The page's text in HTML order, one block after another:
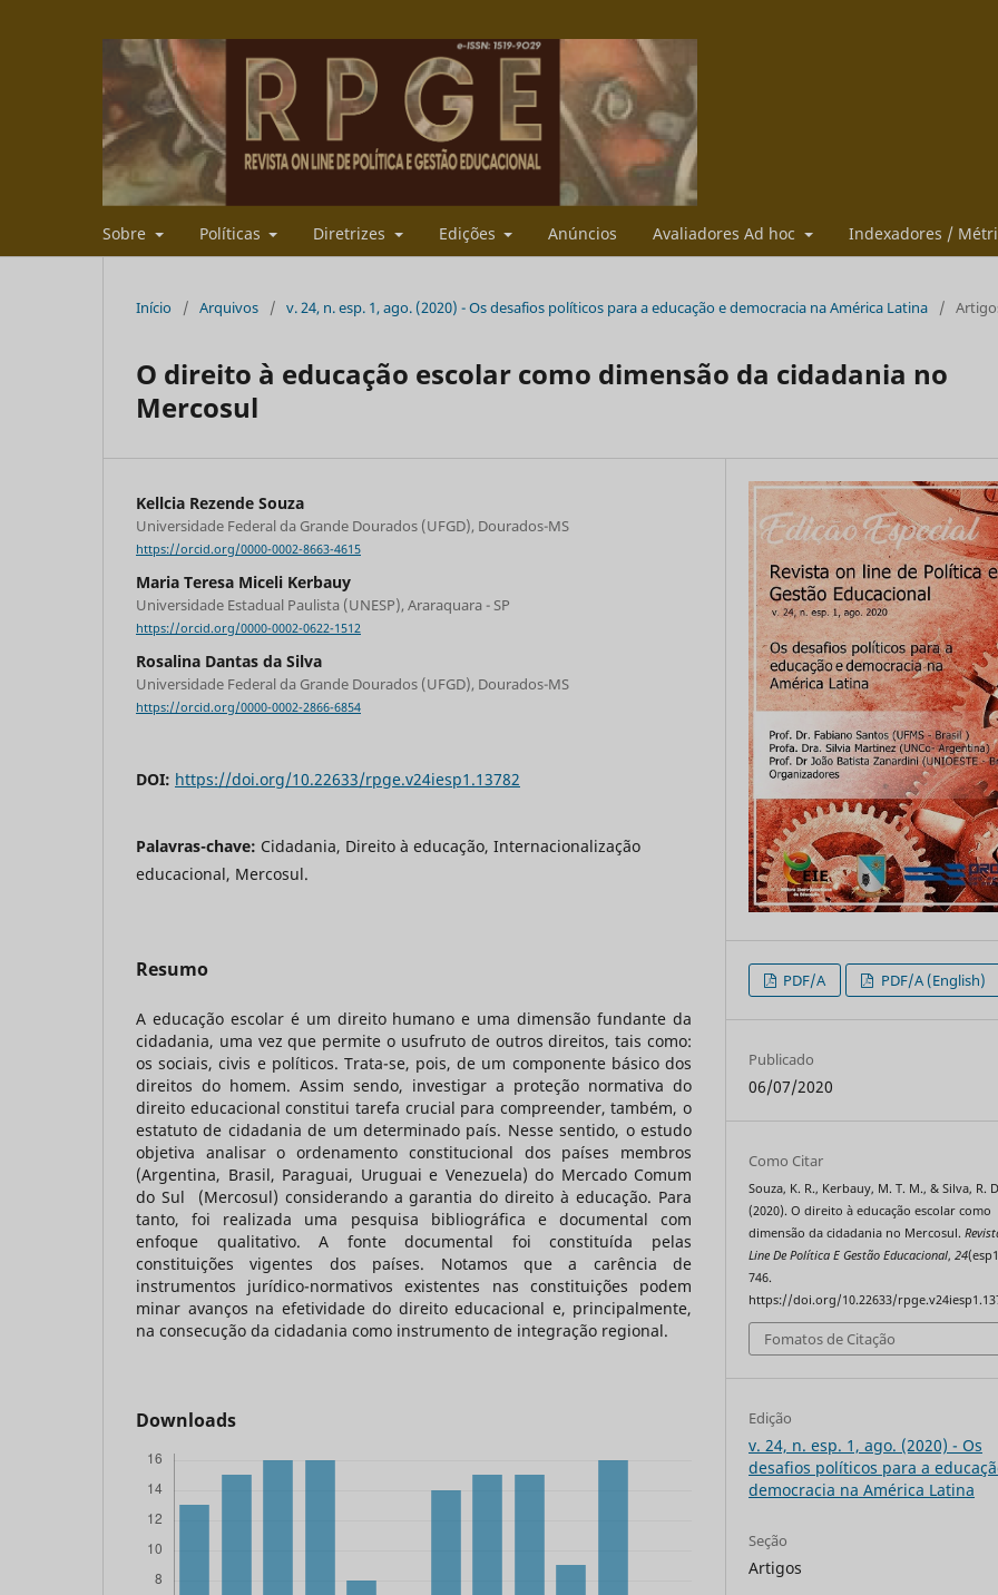
Sobre Políticas Diretrizes Edições Anúncios Avaliadores Ad hoc Indexadores /
Início / Arquivos / v. 24, n. esp. 1, ago. (2020) - Os desafios políticos para a educação e democracia na América Latina /
O direito à educação escolar como dimensão da cidadania no
Mercosul
Kellcia Rezende Souza
Universidade Federal da Grande Dourados (UFGD), Dourados-MS
https://orcid.org/0000-0002-8663-4615
Maria Teresa Miceli Kerbauy
Universidade Estadual Paulista (UNESP), Araraquara - SP
https://orcid.org/0000-0002-0622-1512
Rosalina Dantas da Silva
Universidade Federal da Grande Dourados (UFGD), Dourados-MS
https://orcid.org/0000-0002-2866-6854
DOI: https://doi.org/10.22633/rpge.v24iesp1.13782
Palavras-chave: Cidadania, Direito à educação, Internacionalização
educacional, Mercosul.
Resumo
A educação escolar é um direito humano e uma dimensão fundante da
cidadania, uma vez que permite o usufruto de outros direitos, tais como:
os sociais, civis e políticos. Trata-se, pois, de um componente básico dos
direitos do homem. Assim sendo, investigar a proteção normativa do
direito educacional constitui tarefa crucial para compreender, também, o
estatuto de cidadania de um determinado país. Nesse sentido, o estudo
objetiva analisar o ordenamento constitucional dos países membros
(Argentina, Brasil, Paraguai, Uruguai e Venezuela) do Mercado Comum
do Sul (Mercosul) considerando a garantia do direito à educação. Para
tanto, foi realizada uma pesquisa bibliográfica e documental com
enfoque qualitativo. A fonte
documental foi constituída pelas
constituições vigentes dos países. Notamos que a carência de
instrumentos jurídico-normativos existentes nas constituições podem
minar avanços na efetividade do direito educacional e, principalmente,
na consecução da cidadania como instrumento de integração regional.
Downloads
PDF/A PDF/A (English)
Publicado
06/07/2020
Como Citar
Souza, K. R., Kerbauy, M. T. M., & Silva, R.
(2020). O direito à educação escolar como
dimensão da cidadania no Mercosul.
Line De Política E Gestão Educacional,24
746.
https://doi.org/10.22633/
Fomatos de Citação
Edição
v. 24, n. esp. 1, ago. (2020) - Os
desafios políticos para a
democracia na América Latina
Seção
Artigos